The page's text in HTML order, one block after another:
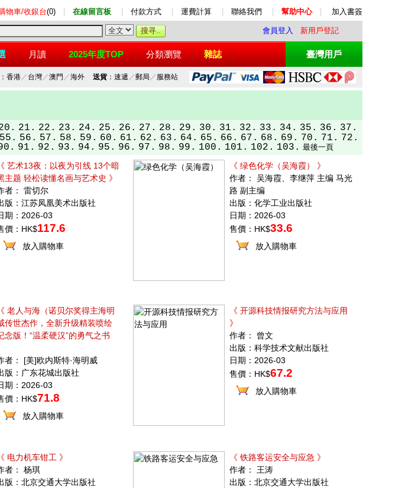
物車/收銀台(0) 在線留言板 付款方式 運費計算 聯絡我們 幫助中心 加入書簽
會員登入 新用戶登記
月讀 2025年度TOP 分類瀏覽 雜誌 臺灣用戶
香港／ 台灣／澳門 ／海外 送貨：速遞 ／郵局 ／ 服務站
21. 22. 23. 24. 25. 26. 27. 28. 29. 30. 31. 32. 33. 34. 35. 36. 37.
55. 56. 57. 58. 59. 60. 61. 62. 63. 64. 65. 66. 67. 68. 69. 70. 71. 72.
91. 92. 93. 94. 95. 96. 97. 98. 99. 100. 101. 102. 103. 最後一頁
《 艺术13夜：以夜为引线 13个暗
主题 轻松读懂名画与艺术史 》
者： 雷切尔
版：江苏凤凰美术出版社
期：2026-03
價：HK$117.6
放入購物車
《 绿色化学（吴海霞） 》
作者： 吴海霞、李继萍 主编 马光
路 副主编
出版：化学工业出版社
日期：2026-03
售價：HK$33.6
放入購物車
《 老人与海（诺贝尔奖得主海明
传世杰作，全新升级精装喷绘
念版！“温柔硬汉”的勇气之书
者： [美]欧内斯特·海明威
版：广东花城出版社
期：2026-03
價：HK$71.8
放入購物車
《 开源科技情报研究方法与应用
》
作者： 曾文
出版：科学技术文献出版社
日期：2026-03
售價：HK$67.2
放入購物車
《 电力机车钳工 》
者： 杨琪
版：北京交通大学出版社
《 铁路客运安全与应急 》
作者： 王涛
出版：北京交通大学出版社